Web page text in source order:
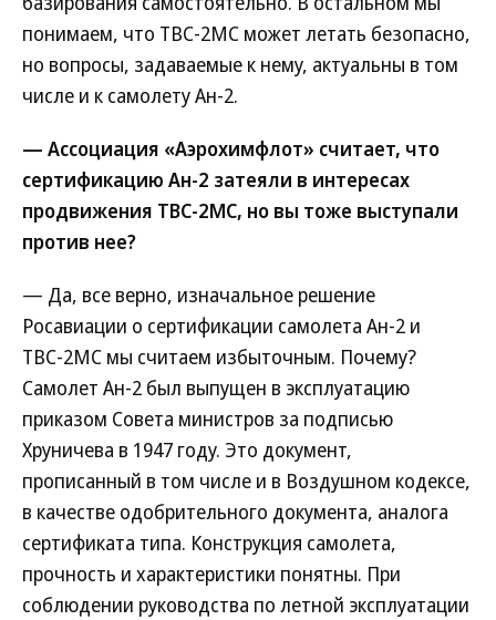
понимаем, что ТВС-2МС может летать безопасно,
но вопросы, задаваемые к нему, актуальны в том
числе и к самолету Ан-2.
— Ассоциация «Аэрохимфлот» считает, что
сертификацию Ан-2 затеяли в интересах
продвижения ТВС-2МС, но вы тоже выступали
против нее?
— Да, все верно, изначальное решение
Росавиации о сертификации самолета Ан-2 и
ТВС-2МС мы считаем избыточным. Почему?
Самолет Ан-2 был выпущен в эксплуатацию
приказом Совета министров за подписью
Хруничева в 1947 году. Это документ,
прописанный в том числе и в Воздушном кодексе,
в качестве одобрительного документа, аналога
сертификата типа. Конструкция самолета,
прочность и характеристики понятны. При
соблюдении руководства по летной эксплуатации